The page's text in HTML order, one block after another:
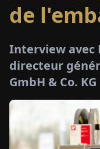
de
Interview avec
directeur
GmbH & Co. KG